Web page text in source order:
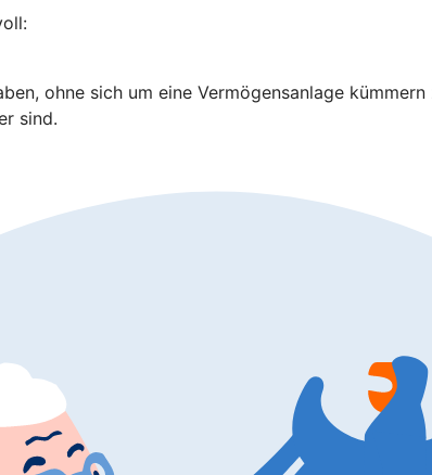
ohne sich um eine Vermögensanlage kümmern
sind.